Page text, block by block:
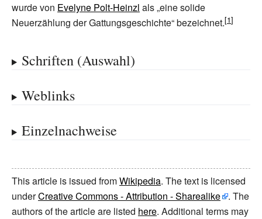
wurde von Evelyne Polt-Heinzl als „eine solide
Neuerzählung der Gattungsgeschichte“ bezeichnet.
Schriften (Auswahl)
Weblinks
Einzelnachweise
This article is issued fromWikipedia. The text is licensed
underCreative Commons - Attribution - Sharealike
. The
authors of the article are listed here. Additional terms may